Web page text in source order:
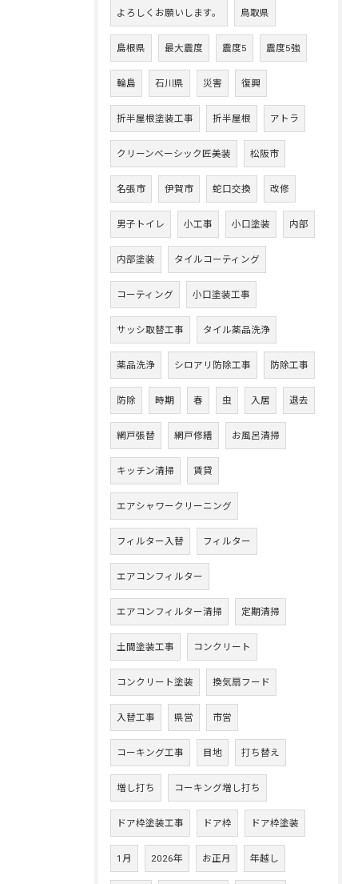
よろしくお願いします。 鳥取県
島根県 最大震度 震度5 震度5強
輪島 石川県 災害 復興
折半屋根塗装工事 折半屋根 アトラ
クリーンベーシック匠美装 松阪市
名張市 伊賀市 蛇口交換 改修
男子トイレ 小工事 小口塗装 内部
内部塗装 タイルコーティング
コーティング 小口塗装工事
サッシ取替工事 タイル薬品洗浄
薬品洗浄 シロアリ防除工事 防除工事
防除 時期 春 虫 入居 退去
網戸張替 網戸修繕 お風呂清掃
キッチン清掃 賃貸
エアシャワークリーニング
フィルター入替 フィルター
エアコンフィルター
エアコンフィルター清掃 定期清掃
土間塗装工事 コンクリート
コンクリート塗装 換気扇フード
入替工事 県営 市営
コーキング工事 目地 打ち替え
増し打ち コーキング増し打ち
ドア枠塗装工事 ドア枠 ドア枠塗装
1月 2026年 お正月 年越し